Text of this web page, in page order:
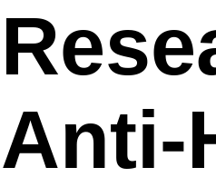
Anti-